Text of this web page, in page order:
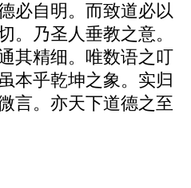
必自明。而致道必以
。乃圣人垂教之意。
其精细。唯数语之叮
本乎乾坤之象。实归
言。亦天下道德之至